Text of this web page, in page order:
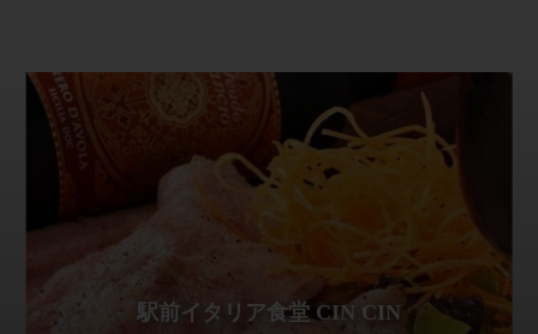
駅前イタリア食堂 CIN CIN